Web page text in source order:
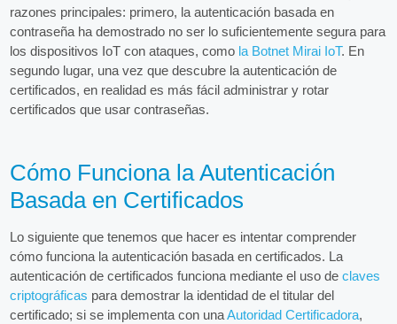
razones principales: primero, la autenticación basada en
contraseña ha demostrado no ser lo suficientemente segura para
los dispositivos IoT con ataques, como la Botnet Mirai IoT. En
segundo lugar, una vez que descubre la autenticación de
certificados, en realidad es más fácil administrar y rotar
certificados que usar contraseñas.
Cómo Funciona la Autenticación
Basada en Certificados
Lo siguiente que tenemos que hacer es intentar comprender
cómo funciona la autenticación basada en certificados. La
autenticación de certificados funciona mediante el uso declaves
criptográficas para demostrar la identidad de el titular del
certificado; si se implementa con unaAutoridad Certificadora,